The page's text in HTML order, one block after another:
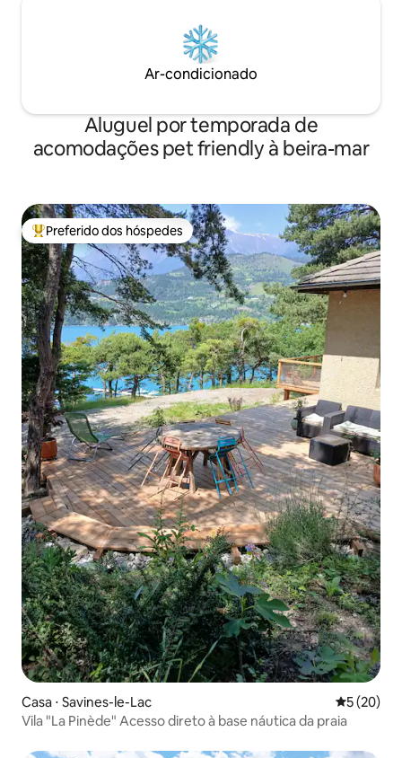
Ar-condicionado
Aluguel por temporada de
acomodações pet friendly à beira-mar
Entre os melhores preferidos dos hóspedes
Preferido dos hóspedes
Casa ⋅ Savines-le-Lac 5 de uma
5 (20)
Vila "La Pinède" Acesso direto à base náutica da praia